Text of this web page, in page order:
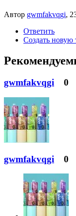
Автор gwmfakvqgi,
Ответить
Создать новую
gwmfakvqgi 0
gwmfakvqgi 0